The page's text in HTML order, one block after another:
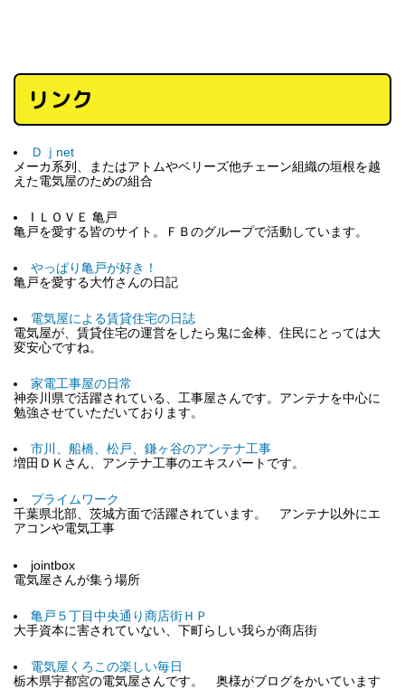
リンク
Ｄｊnet
メーカ系列、またはアトムやベリーズ他チェーン組織の垣根を越
えた電気屋のための組合
I ＬＯＶＥ 亀戸
亀戸を愛する皆のサイト。ＦＢのグループで活動しています。
やっぱり亀戸が好き！
亀戸を愛する大竹さんの日記
電気屋による賃貸住宅の日誌
電気屋が、賃貸住宅の運営をしたら鬼に金棒、住民にとっては大
変安心ですね。
家電工事屋の日常
神奈川県で活躍されている、工事屋さんです。アンテナを中心に
勉強させていただいております。
市川、船橋、松戸、鎌ヶ谷のアンテナ工事
増田ＤＫさん、アンテナ工事のエキスパートです。
プライムワーク
千葉県北部、茨城方面で活躍されています。 アンテナ以外にエ
アコンや電気工事
jointbox
電気屋さんが集う場所
亀戸５丁目中央通り商店街ＨＰ
大手資本に害されていない、下町らしい我らが商店街
電気屋くろこの楽しい毎日
栃木県宇都宮の電気屋さんです。 奥様がブログをかいています